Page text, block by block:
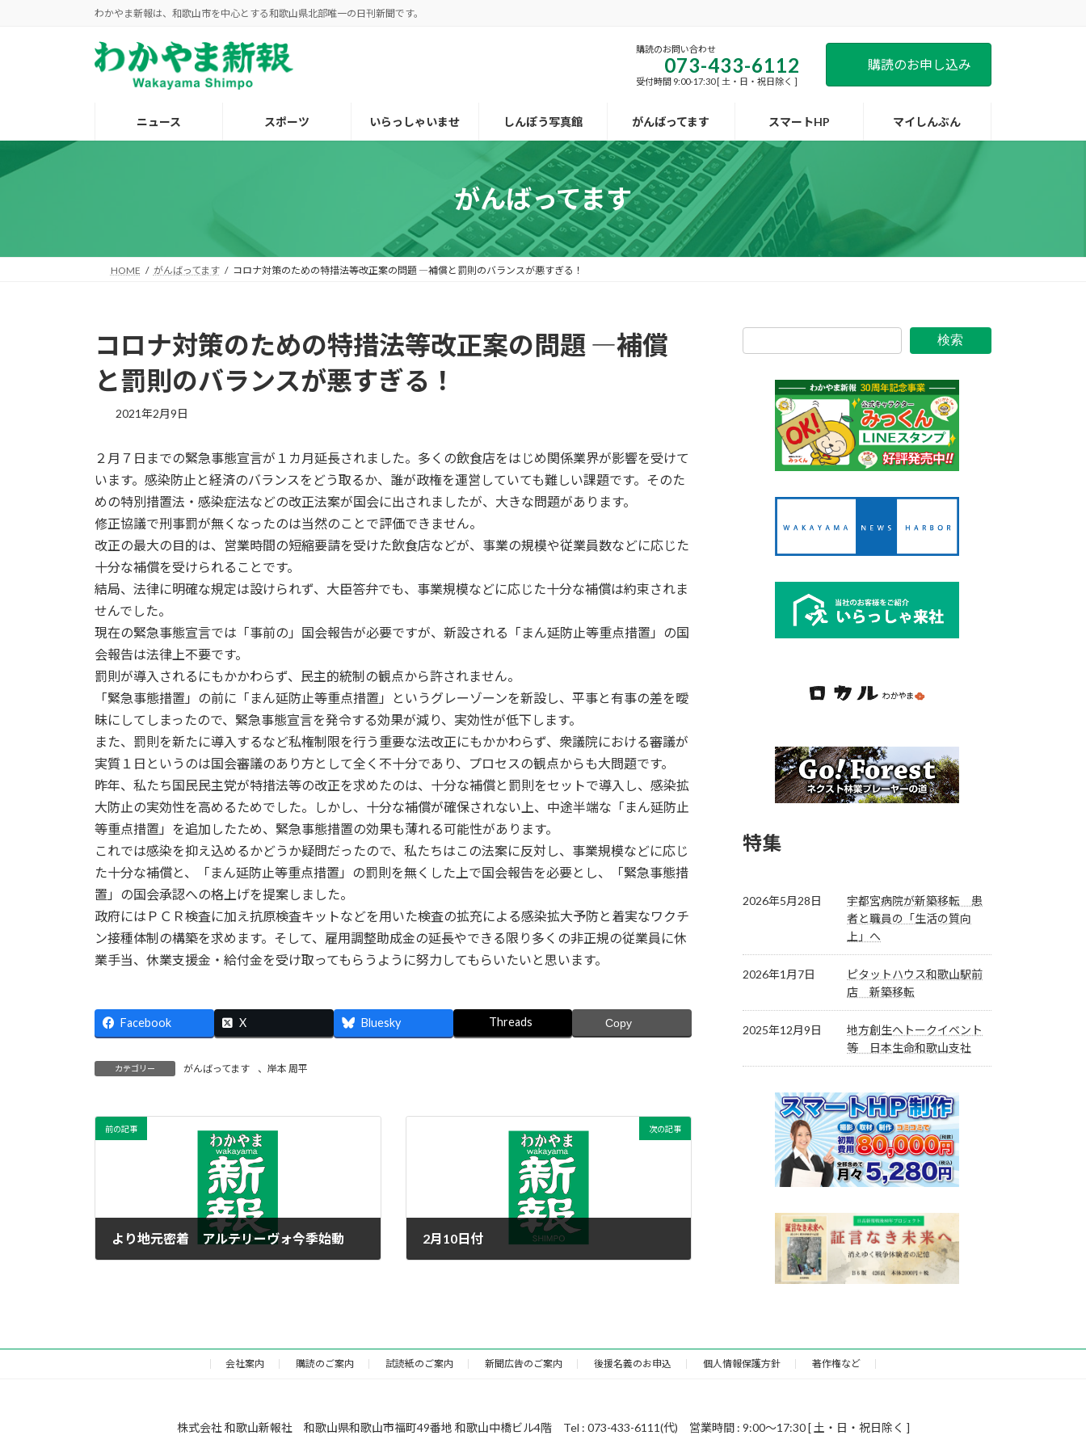
キ
に
わかやま新報は、和歌山市を中心とする和歌山県北部唯一の日刊新聞です。
購読のお問い合わせ
073-433-6112
受付時間 9:00-17:30 [ 土・日・祝日除く ]
購読のお申し込み
ニュース スポーツ いらっしゃいませ しんぽう写真館 がんばってます スマートHP マイしんぶん
がんばってます
HOME がんばってます コロナ対策のための特措法等改正案の問題 ―補償と罰則のバランスが悪すぎる！
コロナ対策のための特措法等改正案の問題 ―補償
と罰則のバランスが悪すぎる！
2021年2月9日
２月７日までの緊急事態宣言が１カ月延長されました。多くの飲食店をはじめ関係業界が影響を受けて
います。感染防止と経済のバランスをどう取るか、誰が政権を運営していても難しい課題です。そのた
めの特別措置法・感染症法などの改正法案が国会に出されましたが、大きな問題があります。
修正協議で刑事罰が無くなったのは当然のことで評価できません。
改正の最大の目的は、営業時間の短縮要請を受けた飲食店などが、事業の規模や従業員数などに応じた
十分な補償を受けられることです。
結局、法律に明確な規定は設けられず、大臣答弁でも、事業規模などに応じた十分な補償は約束されま
せんでした。
現在の緊急事態宣言では「事前の」国会報告が必要ですが、新設される「まん延防止等重点措置」の国
会報告は法律上不要です。
罰則が導入されるにもかかわらず、民主的統制の観点から許されません。
「緊急事態措置」の前に「まん延防止等重点措置」というグレーゾーンを新設し、平事と有事の差を曖
昧にしてしまったので、緊急事態宣言を発令する効果が減り、実効性が低下します。
また、罰則を新たに導入するなど私権制限を行う重要な法改正にもかかわらず、衆議院における審議が
実質１日というのは国会審議のあり方として全く不十分であり、プロセスの観点からも大問題です。
昨年、私たち国民民主党が特措法等の改正を求めたのは、十分な補償と罰則をセットで導入し、感染拡
大防止の実効性を高めるためでした。しかし、十分な補償が確保されない上、中途半端な「まん延防止
等重点措置」を追加したため、緊急事態措置の効果も薄れる可能性があります。
これでは感染を抑え込めるかどうか疑問だったので、私たちはこの法案に反対し、事業規模などに応じ
た十分な補償と、「まん延防止等重点措置」の罰則を無くした上で国会報告を必要とし、「緊急事態措
置」の国会承認への格上げを提案しました。
政府にはＰＣＲ検査に加え抗原検査キットなどを用いた検査の拡充による感染拡大予防と着実なワクチ
ン接種体制の構築を求めます。そして、雇用調整助成金の延長やできる限り多くの非正規の従業員に休
業手当、休業支援金・給付金を受け取ってもらうように努力してもらいたいと思います。
Facebook X Bluesky Threads Copy
カテゴリー がんばってます 、 岸本 周平
前の記事
より地元密着 アルテリーヴォ今季始動
次の記事
2月10日付
検索
特集
2026年5月28日
宇都宮病院が新築移転 患
者と職員の「生活の質向
上」へ
2026年1月7日
ピタットハウス和歌山駅前
店 新築移転
2025年12月9日
地方創生へトークイベント
等 日本生命和歌山支社
会社案内 購読のご案内 試読紙のご案内 新聞広告のご案内 後援名義のお申込 個人情報保護方針 著作権など
株式会社 和歌山新報社 和歌山県和歌山市福町49番地 和歌山中橋ビル4階 Tel : 073-433-6111(代) 営業時間 : 9:00～17:30 [ 土・日・祝日除く ]